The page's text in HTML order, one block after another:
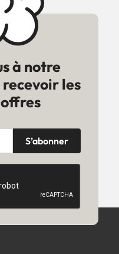
à notre
les